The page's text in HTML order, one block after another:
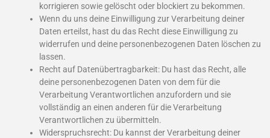
korrigieren sowie gelöscht oder blockiert zu bekommen.
Wenn du uns deine Einwilligung zur Verarbeitung deiner
Daten erteilst, hast du das Recht diese Einwilligung zu
widerrufen und deine personenbezogenen Daten löschen zu
lassen.
Recht auf Datenübertragbarkeit: Du hast das Recht, alle
deine personenbezogenen Daten von dem für die
Verarbeitung Verantwortlichen anzufordern und sie
vollständig an einen anderen für die Verarbeitung
Verantwortlichen zu übermitteln.
Widerspruchsrecht: Du kannst der Verarbeitung deiner